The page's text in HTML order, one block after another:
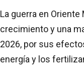
La guerra en
crecimiento y una
2026, por sus
energía y los